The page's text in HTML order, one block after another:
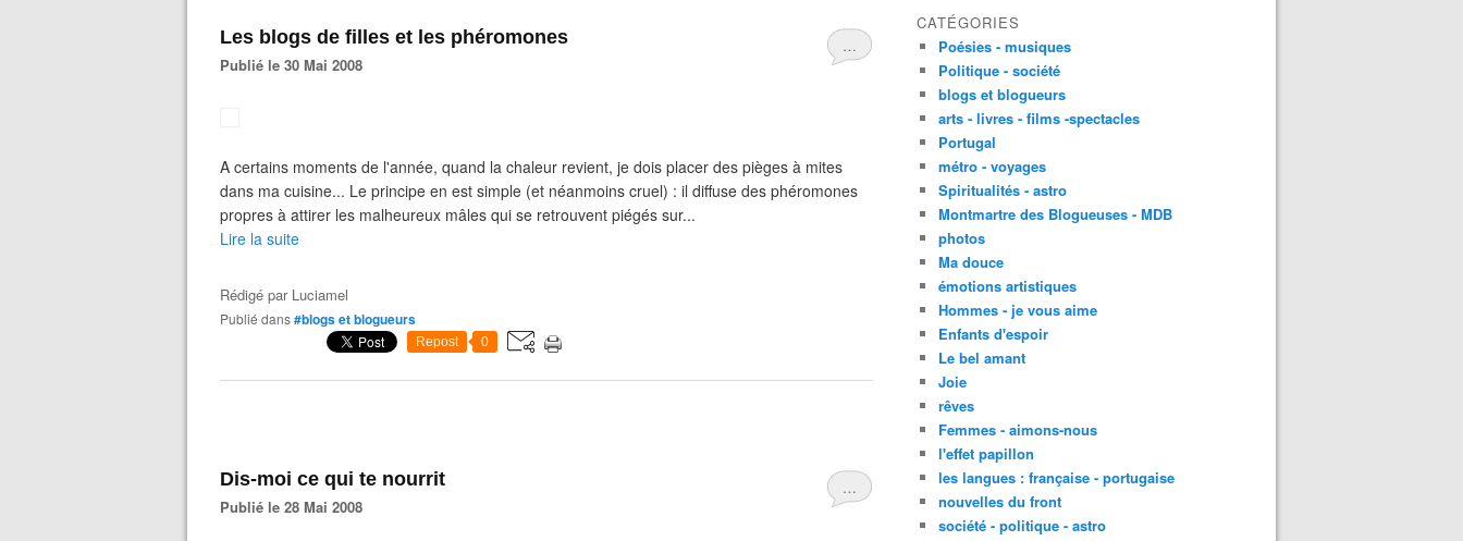
…
Les blogs de filles et les phéromones
Publié le 30 Mai 2008
A certains moments de l'année, quand la chaleur revient, je dois placer des pièges à mites
dans ma cuisine... Le principe en est simple (et néanmoins cruel) : il diffuse des phéromones
propres à attirer les malheureux mâles qui se retrouvent piégés sur...
Lire la suite
Rédigé par Luciamel
Publié dans#blogs et blogueurs
Repost 0
…
Dis-moi ce qui te nourrit
Publié le 28 Mai 2008
CATÉGORIES
Poésies - musiques
Politique - société
blogs et blogueurs
arts - livres - films -spectacles
Portugal
métro - voyages
Spiritualités - astro
Montmartre des Blogueuses - MDB
photos
Ma douce
émotions artistiques
Hommes - je vous aime
Enfants d'espoir
Le bel amant
Joie
rêves
Femmes - aimons-nous
l'effet papillon
les langues : française - portugaise
nouvelles du front
société - politique - astro